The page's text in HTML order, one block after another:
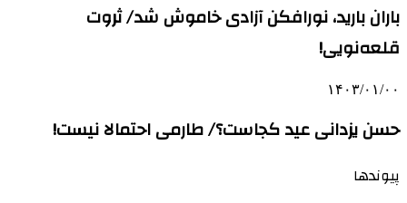
باران بارید، نورافکن آزادی خاموش شد/ ثروت
قلعه‌نویی!
۱۴۰۳/۰۱/۰۰
حسن یزدانی عید کجاست؟/ طارمی احتمالا نیست!
پیوندها